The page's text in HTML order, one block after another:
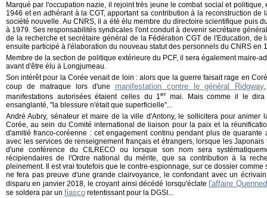
Marqué par l'occupation nazie, il rejoint très jeune le combat social et politique,
1946 et en adhérant à la CGT, apportant sa contribution à la reconstruction de
société nouvelle. Au CNRS, il a été élu membre du directoire scientifique puis
à 1979. Ses responsabilités syndicales l'ont conduit à devenir secrétaire
de la recherche et secrétaire général de la Fédération CGT de l'Education, de
ensuite participé à l'élaboration du nouveau statut des personnels du CNRS en
Membre de la section de politique extérieure du PCF, il sera également maire-
avant d'être élu à Longjumeau.
Son intérêt pour la Corée venait de loin : alors que la guerre faisait rage en
coup de matraque lors d'une manifestation contre le général Ridgway
manifestations autorisées étaient celles du 1er
mai. Mais comme il le
ensanglanté, "la blessure n'était que superficielle"...
André Aubry, sénateur et maire de la ville d'Antony, le sollicitera pour animer
Corée, au sein du Comité international de liaison pour la paix et la
d'amitié franco-coréenne : cet engagement continu pendant plus de
avec les services de renseignement français et étrangers, lorsque les
d'une conférence du CILRECO ou lorsque son nom sera
récipiendaires de l'Ordre national du mérite, que sa contribution à la
pleinement. Il est vrai toutefois que le contre-espionnage, sur ce dossier
ne fera pas preuve d'une grande clairvoyance, le confondant avec un
disparu en janvier 2018, le croyant ainsi décédé lorsqu'éclate l'affaire
se soldera par un fiasco retentissant pour la DGSI...